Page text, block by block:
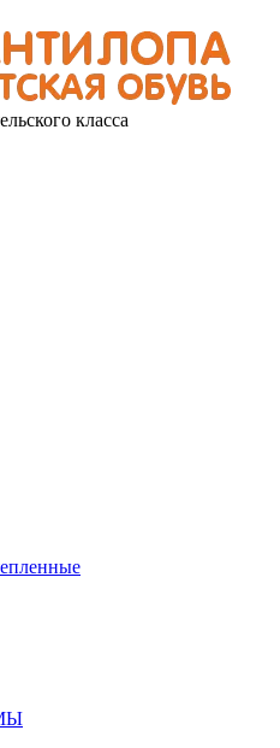
класса